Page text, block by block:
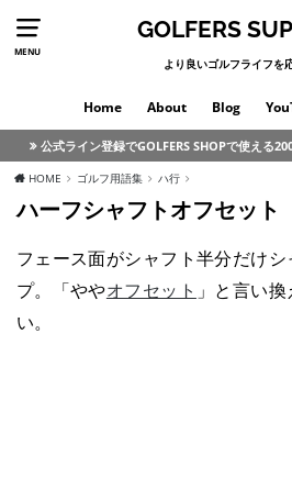
MENU
GOLFERS
より良いゴルフライフを
Home About Blog
公式ライン登録でGOLFERS SHOPで使える
HOME ゴルフ用語集 ハ行
ハーフシャフトオフセット
フェース面がシャフト半分だけ
プ。「ややオフセット 」と言い
い。